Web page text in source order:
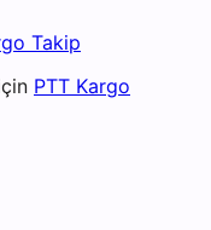
Takip
PTT Kargo